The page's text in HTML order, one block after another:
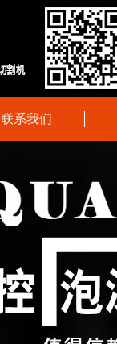
联系我们